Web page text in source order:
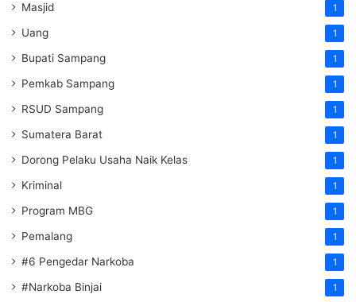
Masjid 1
Uang 1
Bupati Sampang 1
Pemkab Sampang 1
RSUD Sampang 1
Sumatera Barat 1
Dorong Pelaku Usaha Naik Kelas 1
Kriminal 1
Program MBG 1
Pemalang 1
#6 Pengedar Narkoba 1
#Narkoba Binjai 1